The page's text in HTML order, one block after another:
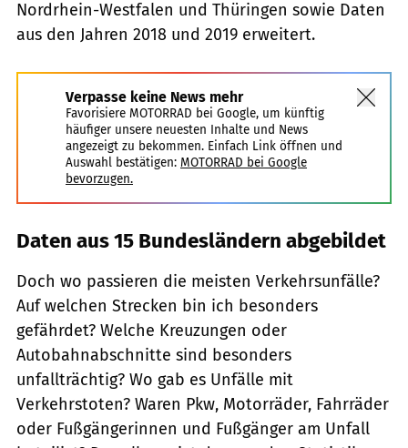
Nordrhein-Westfalen und Thüringen sowie Daten
aus den Jahren 2018 und 2019 erweitert.
Verpasse keine News mehr
Favorisiere MOTORRAD bei Google, um künftig
häufiger unsere neuesten Inhalte und News
angezeigt zu bekommen. Einfach Link öffnen und
Auswahl bestätigen: MOTORRAD bei Google
bevorzugen.
Daten aus 15 Bundesländern abgebildet
Doch wo passieren die meisten Verkehrsunfälle?
Auf welchen Strecken bin ich besonders
gefährdet? Welche Kreuzungen oder
Autobahnabschnitte sind besonders
unfallträchtig? Wo gab es Unfälle mit
Verkehrstoten? Waren Pkw, Motorräder, Fahrräder
oder Fußgängerinnen und Fußgänger am Unfall